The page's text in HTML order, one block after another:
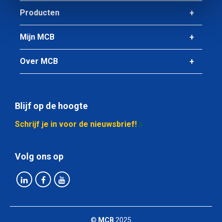
Producten
Mijn MCB
Over MCB
Blijf op de hoogte
Schrijf je in voor de nieuwsbrief!
Volg ons op
© MCB 2025